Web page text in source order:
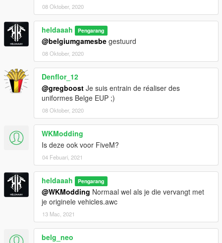
08 Oktober, 2020
heldaaah Pengarang
@belgiumgamesbe gestuurd
08 Oktober, 2020
Denflor_12
@gregboost Je suis entrain de réaliser des
uniformes Belge EUP ;)
08 Oktober, 2020
WKModding
Is deze ook voor FiveM?
04 Febuari, 2021
heldaaah Pengarang
@WKModding Normaal wel als je die vervangt met
je originele vehicles.awc
13 Mac, 2021
belg_neo